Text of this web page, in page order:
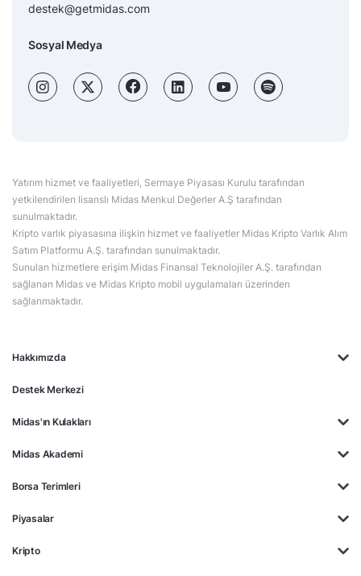
Hakkımızda
Destek Merkezi
Midas'ın Kulakları
Midas Akademi
Borsa Terimleri
Piyasalar
Kripto
destek@getmidas.com
Sosyal Medya
Yatırım hizmet ve faaliyetleri, Sermaye Piyasası Kurulu tarafından
yetkilendirilen lisanslı Midas Menkul Değerler A.Ş tarafından
sunulmaktadır.
Kripto varlık piyasasına ilişkin hizmet ve faaliyetler Midas Kripto Varlık Alım
Satım Platformu A.Ş. tarafından sunulmaktadır.
Sunulan hizmetlere erişim Midas Finansal Teknolojiler A.Ş. tarafından
sağlanan Midas ve Midas Kripto mobil uygulamaları üzerinden
sağlanmaktadır.